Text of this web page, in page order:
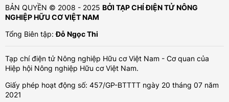
BẢN QUYỀN © 2008 - 2025 BỞI TẠP CHÍ ĐIỆN TỬ NÔNG
NGHIỆP HỮU CƠ VIỆT NAM
Tổng Biên tập:Đỗ Ngọc Thi
Tạp chí điện tử Nông nghiệp Hữu cơ Việt Nam - Cơ quan của
Hiệp hội Nông nghiệp Hữu cơ Việt Nam.
Giấy phép hoạt động số: 457/GP-BTTTT ngày 20 tháng 07 năm
2021